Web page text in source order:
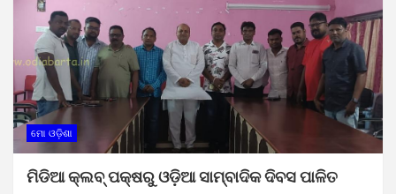
ମୋ ଓଡ଼ିଶା
ମିଡିଆ କ୍ଲବ୍ ପକ୍ଷରୁ ଓଡ଼ିଆ ସାମ୍ବାଦିକ ଦିବସ ପାଳିତ